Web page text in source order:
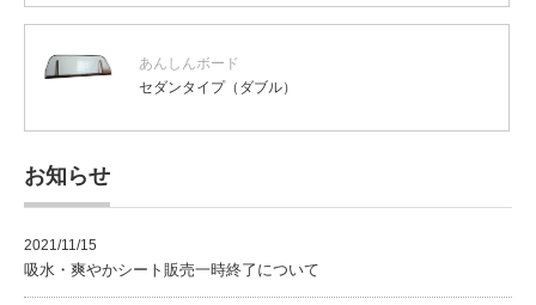
あんしんボード
セダンタイプ（ダブル）
お知らせ
2021/11/15
吸水・爽やかシート販売一時終了について